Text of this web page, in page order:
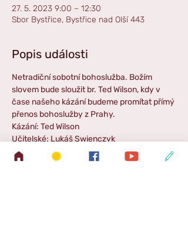
27. 5. 2023 9:00 – 12:30
Sbor Bystřice, Bystřice nad Olší 443
Popis události
Netradiční sobotní bohoslužba. Božím
slovem bude sloužit br. Ted Wilson, kdy v
čase našeho kázání budeme promítat přímý
přenos bohoslužby z Prahy.
Kázání: Ted Wilson
Učitelské: Lukáš Swienczyk
Ozvučení: Lukáš Swienczyk
Hudba: Linda Lauterbachová